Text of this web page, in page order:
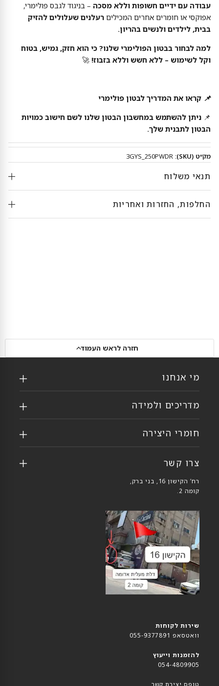
עבודה עם ידיים חשופות וללא מסכה – בניגוד לגבס פולימרי,
אפוקסי או חומרים אחרים המכילים רעלנים שעלולים להזיק
בבית, לילדים ולנשים בהריון.
למה לבחור בבטון הפולימרי שלנו? כי הוא חזק, גמיש, בטוח
וקל לשימוש – ללא חשש וללא בזבוז! 🚀
📌 קראו את המדריך לבטון פולימרי
📌 ניתן להשתמש במחשבון הבטון שלנו לשם חישוב כמויות
הבטון לתבנית שלך.
מק״ט (SKU): 3GYS_250PWDR
תנאי משלוח
החלפות, החזרות ואחריות
חזרה לראש העמוד
מי אנחנו
מדריכים ולמידה
חומרי היצירה
צרו קשר
רח’ הקישון 16, בני ברק,
קומה 2.
שירות לקוחות
וואטסאפ 055-9377891
להזמנות וייעוץ
054-4809905
טופס יצירת קשר